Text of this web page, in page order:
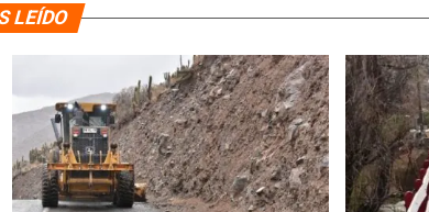
LEÍDO